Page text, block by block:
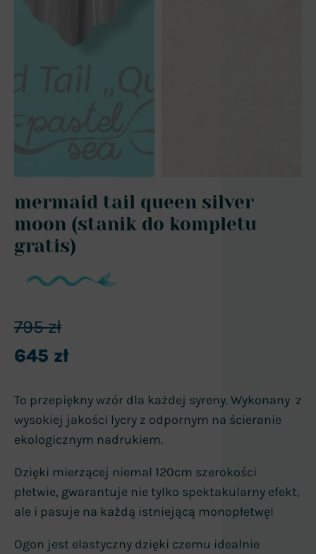
mermaid tail queen silver
moon (stanik do kompletu
gratis)
795zł
645 zł
To przepiękny wzór dla każdej syreny. Wykonany z
wysokiej jakości lycry z odpornym na ścieranie
ekologicznym nadrukiem.
Dzięki mierzącej niemal 120cm szerokości
płetwie, gwarantuje nie tylko spektakularny efekt,
ale i pasuje na każdą istniejącą monopłetwę!
Ogon jest elastyczny dzięki czemu idealnie